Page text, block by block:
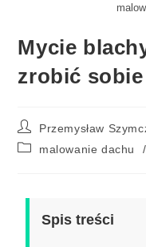
Mycie
zrobić
Przemysław
malowanie dachu
/
Spis treści